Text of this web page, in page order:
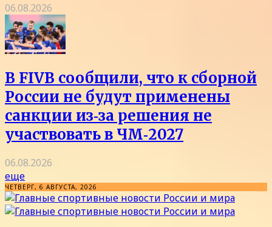
06.08.2026
В FIVB сообщили, что к сборной
России не будут применены
санкции из‑за решения не
участвовать в ЧМ‑2027
06.08.2026
еще
ЧЕТВЕРГ, 6 АВГУСТА, 2026